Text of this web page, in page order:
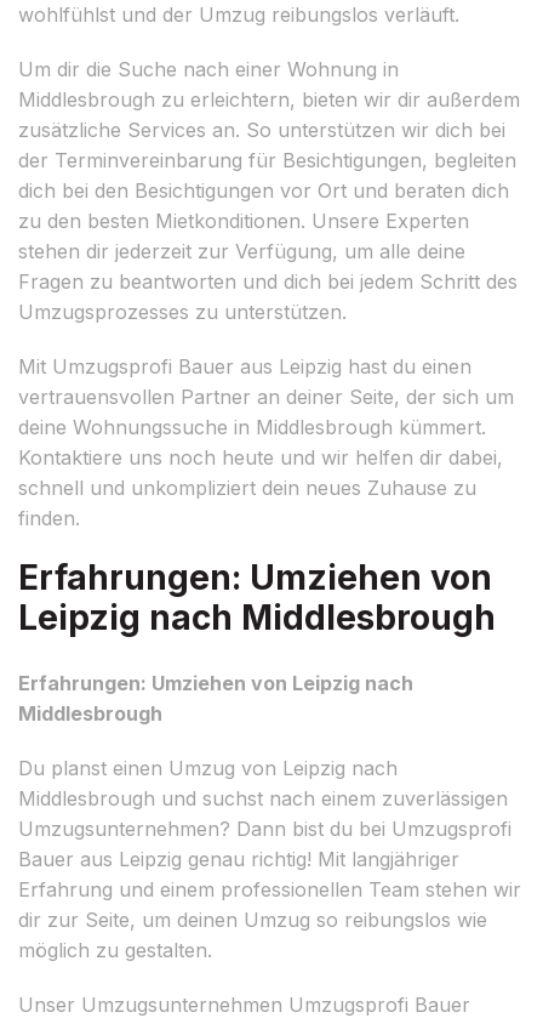
wohlfühlst und der Umzug reibungslos verläuft.
Um dir die Suche nach einer Wohnung in
Middlesbrough zu erleichtern, bieten wir dir außerdem
zusätzliche Services an. So unterstützen wir dich bei
der Terminvereinbarung für Besichtigungen, begleiten
dich bei den Besichtigungen vor Ort und beraten dich
zu den besten Mietkonditionen. Unsere Experten
stehen dir jederzeit zur Verfügung, um alle deine
Fragen zu beantworten und dich bei jedem Schritt des
Umzugsprozesses zu unterstützen.
Mit Umzugsprofi Bauer aus Leipzig hast du einen
vertrauensvollen Partner an deiner Seite, der sich um
deine Wohnungssuche in Middlesbrough kümmert.
Kontaktiere uns noch heute und wir helfen dir dabei,
schnell und unkompliziert dein neues Zuhause zu
finden.
Erfahrungen: Umziehen von
Leipzig nach Middlesbrough
Erfahrungen: Umziehen von Leipzig nach
Middlesbrough
Du planst einen Umzug von Leipzig nach
Middlesbrough und suchst nach einem zuverlässigen
Umzugsunternehmen? Dann bist du bei Umzugsprofi
Bauer aus Leipzig genau richtig! Mit langjähriger
Erfahrung und einem professionellen Team stehen wir
dir zur Seite, um deinen Umzug so reibungslos wie
möglich zu gestalten.
Unser Umzugsunternehmen Umzugsprofi Bauer